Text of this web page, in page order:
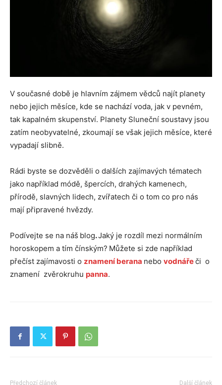
V současné době je hlavním zájmem vědců najít planety
nebo jejich měsíce, kde se nachází voda, jak v pevném,
tak kapalném skupenství. Planety Sluneční soustavy jsou
zatím neobyvatelné, zkoumají se však jejich měsíce, které
vypadají slibně.
Rádi byste se dozvěděli o dalších zajímavých tématech
jako například módě, špercích, drahých kamenech,
přírodě, slavných lidech, zvířatech či o tom co pro nás
mají připravené hvězdy.
Podívejte se na náš blog.Jaký je rozdíl mezi normálním
horoskopem a tím čínským? Můžete si zde například
přečíst zajímavosti o znamení berana nebo vodnářeči o
znamení zvěrokruhu panna.
Předchozí článek Další článek